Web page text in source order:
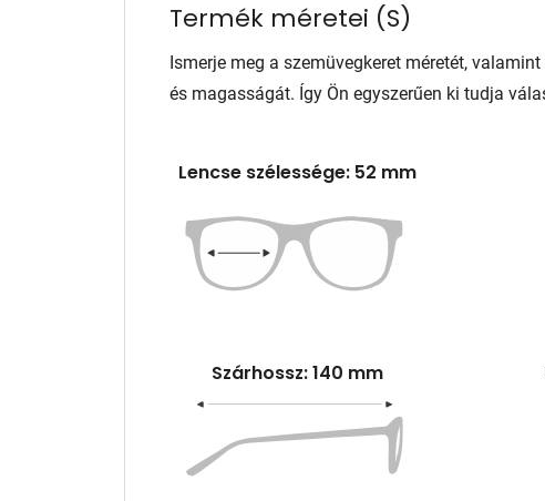
Termék méretei (S)
Ismerje meg a szemüvegkeret méretét,
és magasságát. Így Ön egyszerűen ki tudja
Lencse szélessége: 52 mm
Szárhossz: 140 mm